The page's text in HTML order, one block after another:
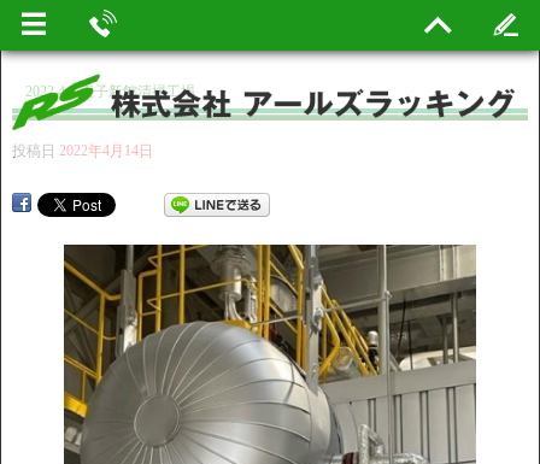
2022.4八王子新館清掃工場
投稿日 2022年4月14日